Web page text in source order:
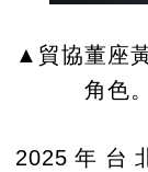
▲貿協董座
角色
2025年台